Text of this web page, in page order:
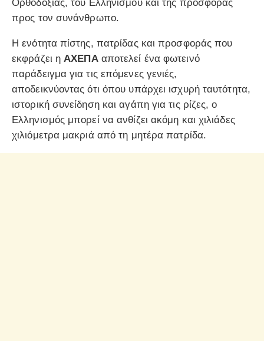
Ορθοδοξίας, του Ελληνισμού και της προσφοράς
προς τον συνάνθρωπο.
Η ενότητα πίστης, πατρίδας και προσφοράς που
εκφράζει η ΑΧΕΠΑαποτελεί ένα φωτεινό
παράδειγμα για τις επόμενες γενιές,
αποδεικνύοντας ότι όπου υπάρχει ισχυρή ταυτότητα,
ιστορική συνείδηση και αγάπη για τις ρίζες, ο
Ελληνισμός μπορεί να ανθίζει ακόμη και χιλιάδες
χιλιόμετρα μακριά από τη μητέρα πατρίδα.